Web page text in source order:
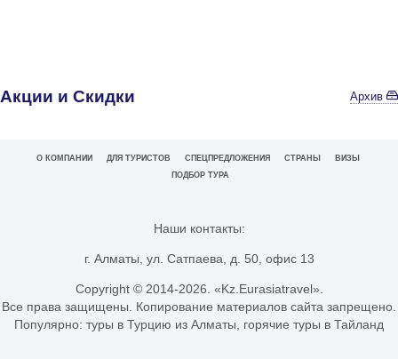
Акции и Скидки Архив
О КОМПАНИИ ДЛЯ ТУРИСТОВ СПЕЦПРЕДЛОЖЕНИЯ СТРАНЫ
ВИЗЫ
ПОДБОР ТУРА
Наши контакты:
г. Алматы, ул. Сатпаева, д. 50, офис 13
Copyright © 2014-2026. «Kz.Eurasiatravel».
Все права защищены. Копирование материалов сайта запрещено.
Популярно: туры в Турцию из Алматы горячие туры в Тайланд